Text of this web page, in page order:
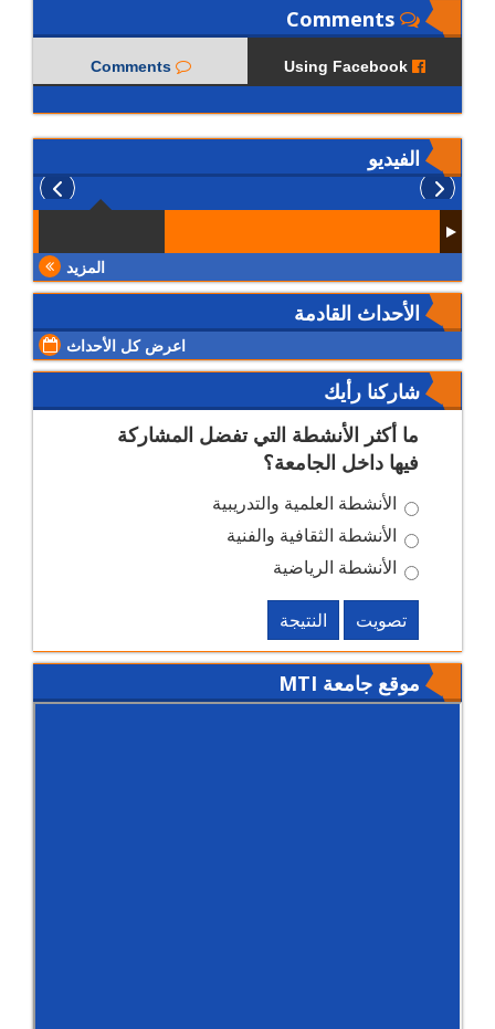
Comments
الفيديو
المزيد
الأحداث القادمة
اعرض كل الأحداث
شاركنا رأيك
ما أكثر الأنشطة التي تفضل المشاركة
فيها داخل الجامعة؟
الأنشطة العلمية والتدريبية
الأنشطة الثقافية والفنية
الأنشطة الرياضية
تصويت النتيجة
موقع جامعة MTI